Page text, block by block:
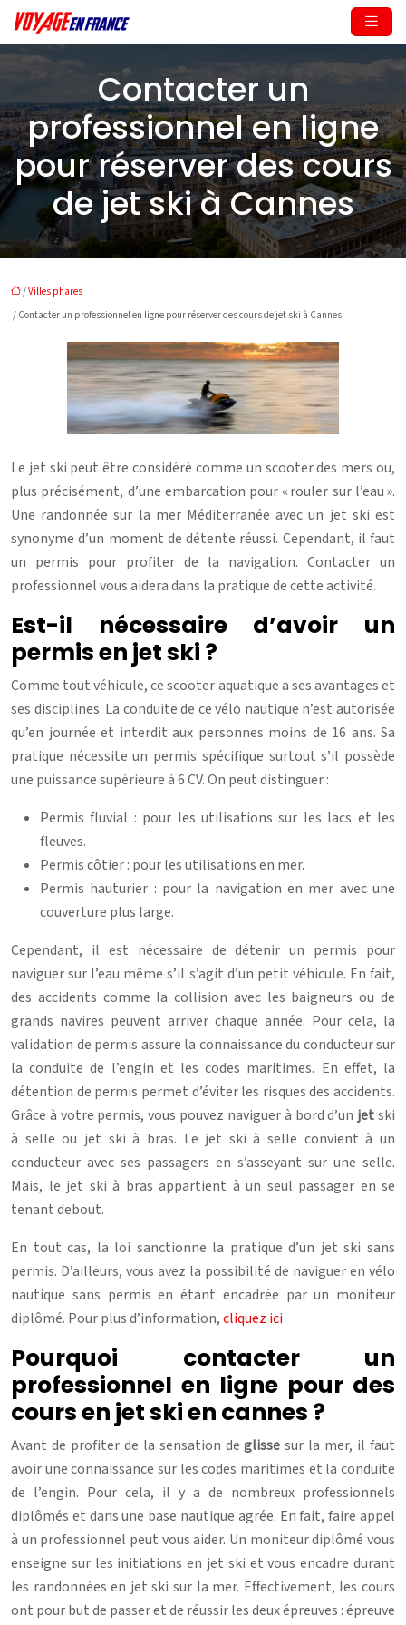
Contacter un
professionnel en ligne
pour réserver des cours
de jet ski à Cannes
/Villes phares
/ Contacter un professionnel en ligne pour réserver des cours de jet ski à Cannes
Le jet ski peut être considéré comme un scooter des mers ou,
plus précisément, d’une embarcation pour « rouler sur l’eau ».
Une randonnée sur la mer Méditerranée avec un jet ski est
synonyme d’un moment de détente réussi. Cependant, il faut
un permis pour profiter de la navigation. Contacter un
professionnel vous aidera dans la pratique de cette activité.
Est-il nécessaire d’avoir un
permis en jet ski ?
Comme tout véhicule, ce scooter aquatique a ses avantages et
ses disciplines. La conduite de ce vélo nautique n’est autorisée
qu’en journée et interdit aux personnes moins de 16 ans. Sa
pratique nécessite un permis spécifique surtout s’il possède
une puissance supérieure à 6 CV. On peut distinguer :
Permis fluvial : pour les utilisations sur les lacs et les
fleuves.
Permis côtier : pour les utilisations en mer.
Permis hauturier : pour la navigation en mer avec une
couverture plus large.
Cependant, il est nécessaire de détenir un permis pour
naviguer sur l’eau même s’il s’agit d’un petit véhicule. En fait,
des accidents comme la collision avec les baigneurs ou de
grands navires peuvent arriver chaque année. Pour cela, la
validation de permis assure la connaissance du conducteur sur
la conduite de l’engin et les codes maritimes. En effet, la
détention de permis permet d’éviter les risques des accidents.
Grâce à votre permis, vous pouvez naviguer à bord d’un jetski
à selle ou jet ski à bras. Le jet ski à selle convient à un
conducteur avec ses passagers en s’asseyant sur une selle.
Mais, le jet ski à bras appartient à un seul passager en se
tenant debout.
En tout cas, la loi sanctionne la pratique d’un jet ski sans
permis. D’ailleurs, vous avez la possibilité de naviguer en vélo
nautique sans permis en étant encadrée par un moniteur
diplômé. Pour plus d’information,cliquez ici
Pourquoi contacter un
professionnel en ligne pour des
cours en jet ski en cannes ?
Avant de profiter de la sensation deglisse sur la mer, il faut
avoir une connaissance sur les codes maritimes et la conduite
de l’engin. Pour cela, il y a de nombreux professionnels
diplômés et dans une base nautique agrée. En fait, faire appel
à un professionnel peut vous aider. Un moniteur diplômé vous
enseigne sur les initiations en jet ski et vous encadre durant
les randonnées en jet ski sur la mer. Effectivement, les cours
ont pour but de passer et de réussir les deux épreuves : épreuve